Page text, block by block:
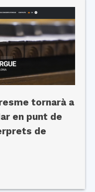
tornarà a
en punt de
de